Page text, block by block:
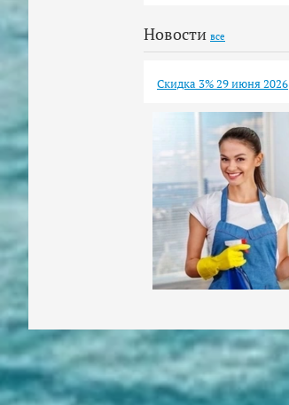
Новости все
Скидка 3% 29 июня 2026